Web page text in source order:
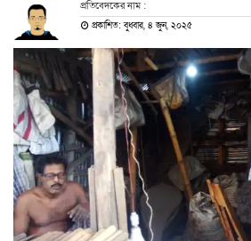
প্রতিবেদকের নাম :
প্রকাশিত: বুধবার, ৪ জুন, ২০২৫